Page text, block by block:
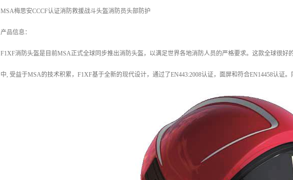
MSA梅思安CCCF认证消防救援战斗头盔消防员头部防护
产品信息：
F1XF消防头盔是目前MSA正式全球同步推出消防头盔，以满足世界各地消防人员的严格要求。这款全球很
中, 受益于MSA的技术积累，F1XF基于全新的现代设计，通过了EN443:2008认证，面屏和符合EN14458认证